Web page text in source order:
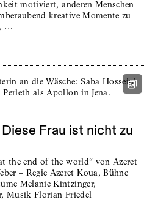
motiviert, anderen Menschen
kreative Momente zu
…
Frau ist nicht zu
the end of the world“ von Azeret
– Regie Azeret Koua, Bühne
Melanie Kintzinger,
Musik Florian Friedel